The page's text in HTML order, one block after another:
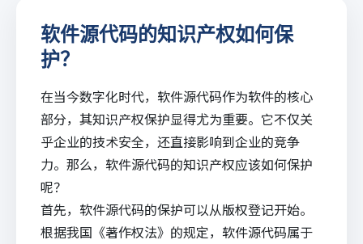
软件源代码的知识产权如何保
护？
在当今数字化时代，软件源代码作为软件的核心
部分，其知识产权保护显得尤为重要。它不仅关
乎企业的技术安全，还直接影响到企业的竞争
力。那么，软件源代码的知识产权应该如何保护
呢？
首先，软件源代码的保护可以从版权登记开始。
根据我国《著作权法》的规定，软件源代码属于